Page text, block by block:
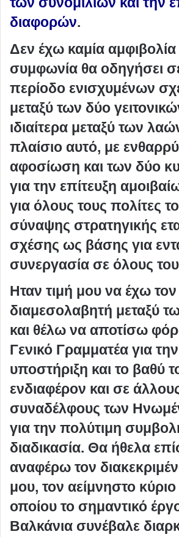
διαφορών.
Δεν έχω καμία αμφιβολία
συμφωνία θα οδηγήσει
περίοδο ενισχυμένων
μεταξύ των δύο
ιδιαίτερα μεταξύ των
πλαίσιο αυτό, με
αφοσίωση και των δύο
για την επίτευξη
για όλους τους πολίτες
σύναψης στρατηγικής
σχέσης ως βάσης για
συνεργασία σε όλους
Ηταν τιμή μου να έχω
διαμεσολαβητή μεταξύ
και θέλω να αποτίσω
Γενικό Γραμματέα για
υποστήριξη και το βαθύ
ενδιαφέρον και σε
συναδέλφους των
για την πολύτιμη
διαδικασία. Θα ήθελα
αναφέρω τον
μου, τον αείμνηστο
οποίου το σημαντικό
Βαλκάνια συνέβαλε